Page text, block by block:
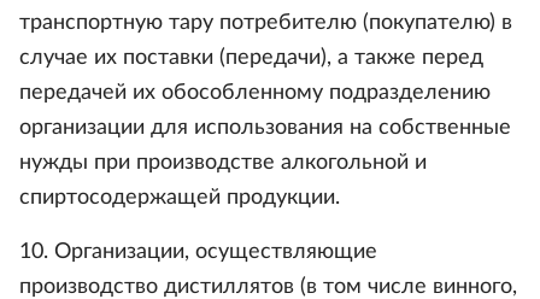
транспортную тару потребителю (покупателю) в
случае их поставки (передачи), а также перед
передачей их обособленному подразделению
организации для использования на собственные
нужды при производстве алкогольной и
спиртосодержащей продукции.
10. Организации, осуществляющие
производство дистиллятов (в том числе винного,